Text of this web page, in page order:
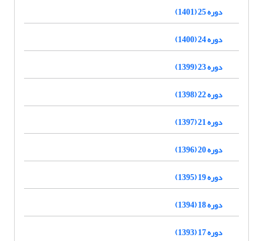
دوره 25 (1401)
دوره 24 (1400)
دوره 23 (1399)
دوره 22 (1398)
دوره 21 (1397)
دوره 20 (1396)
دوره 19 (1395)
دوره 18 (1394)
دوره 17 (1393)